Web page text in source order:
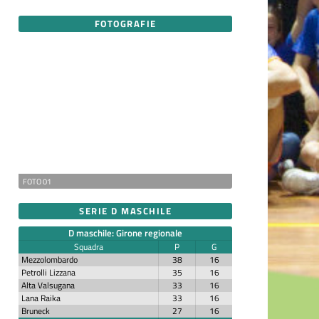
FOTOGRAFIE
FOTO 01
SERIE D MASCHILE
D maschile: Girone regionale
Squadra P
G
Mezzolombardo
38
16
Petrolli Lizzana
35
16
Alta Valsugana
33
16
Lana Raika
33
16
Bruneck
27
16